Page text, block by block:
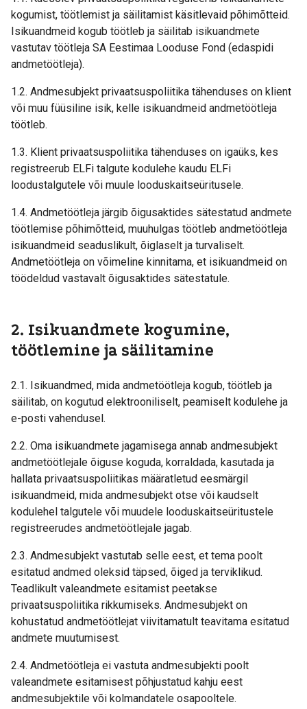
kogumist, töötlemist ja säilitamist käsitlevaid põhimõtteid.
Isikuandmeid kogub töötleb ja säilitab isikuandmete
vastutav töötleja SA Eestimaa Looduse Fond (edaspidi
andmetöötleja).
1.2. Andmesubjekt privaatsuspoliitika tähenduses on klient
või muu füüsiline isik, kelle isikuandmeid andmetöötleja
töötleb.
1.3. Klient privaatsuspoliitika tähenduses on igaüks, kes
registreerub ELFi talgute kodulehe kaudu ELFi
loodustalgutele või muule looduskaitseüritusele.
1.4. Andmetöötleja järgib õigusaktides sätestatud andmete
töötlemise põhimõtteid, muuhulgas töötleb andmetöötleja
isikuandmeid seaduslikult, õiglaselt ja turvaliselt.
Andmetöötleja on võimeline kinnitama, et isikuandmeid on
töödeldud vastavalt õigusaktides sätestatule.
2. Isikuandmete kogumine,
töötlemine ja säilitamine
2.1. Isikuandmed, mida andmetöötleja kogub, töötleb ja
säilitab, on kogutud elektrooniliselt, peamiselt kodulehe ja
e-posti vahendusel.
2.2. Oma isikuandmete jagamisega annab andmesubjekt
andmetöötlejale õiguse koguda, korraldada, kasutada ja
hallata privaatsuspoliitikas määratletud eesmärgil
isikuandmeid, mida andmesubjekt otse või kaudselt
kodulehel talgutele või muudele looduskaitseüritustele
registreerudes andmetöötlejale jagab.
2.3. Andmesubjekt vastutab selle eest, et tema poolt
esitatud andmed oleksid täpsed, õiged ja terviklikud.
Teadlikult valeandmete esitamist peetakse
privaatsuspoliitika rikkumiseks. Andmesubjekt on
kohustatud andmetöötlejat viivitamatult teavitama esitatud
andmete muutumisest.
2.4. Andmetöötleja ei vastuta andmesubjekti poolt
valeandmete esitamisest põhjustatud kahju eest
andmesubjektile või kolmandatele osapooltele.